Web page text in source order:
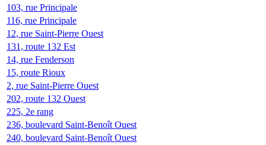
103, rue Principale
116, rue Principale
12, rue Saint-Pierre Ouest
131, route 132 Est
14, rue Fenderson
15, route Rioux
2, rue Saint-Pierre Ouest
202, route 132 Ouest
225, 2e rang
236, boulevard Saint-Benoît Ouest
240, boulevard Saint-Benoît Ouest